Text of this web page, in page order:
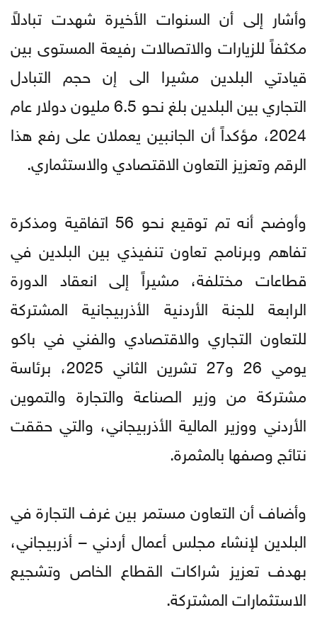
وأشار إلى أن السنوات الأخيرة شهدت تبادلاً
مكثفاً للزيارات والاتصالات رفيعة المستوى بين
قيادتي البلدين مشيرا الى إن حجم التبادل
التجاري بين البلدين بلغ نحو 6.5 مليون دولار عام
2024، مؤكداً أن الجانبين يعملان على رفع هذا
الرقم وتعزيز التعاون الاقتصادي والاستثماري.
وأوضح أنه تم توقيع نحو 56 اتفاقية ومذكرة
تفاهم وبرنامج تعاون تنفيذي بين البلدين في
قطاعات مختلفة، مشيراً إلى انعقاد الدورة
الرابعة للجنة الأردنية الأذربيجانية المشتركة
للتعاون التجاري والاقتصادي والفني في باكو
يومي 26 و27 تشرين الثاني 2025، برئاسة
مشتركة من وزير الصناعة والتجارة والتموين
الأردني ووزير المالية الأذربيجاني، والتي حققت
نتائج وصفها بالمثمرة.
وأضاف أن التعاون مستمر بين غرف التجارة في
البلدين لإنشاء مجلس أعمال أردني – أذربيجاني،
بهدف تعزيز شراكات القطاع الخاص وتشجيع
الاستثمارات المشتركة.